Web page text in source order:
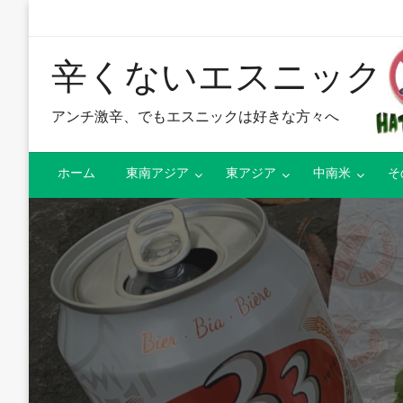
辛くないエスニック
アンチ激辛、でもエスニックは好きな方々へ
ホーム 東南アジア 東アジア 中南米